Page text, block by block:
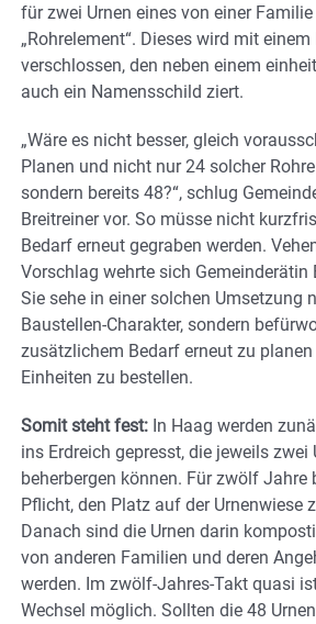
für zwei Urnen eines von einer
„Rohrelement“. Dieses wird mit einem
verschlossen, den neben einem
auch ein Namensschild ziert.
„Wäre es nicht besser, gleich
Planen und nicht nur 24 solcher
sondern bereits 48?“, schlug
Breitreiner vor. So müsse nicht
Bedarf erneut gegraben werden.
Vorschlag wehrte sich Gemeinderätin
Sie sehe in einer solchen Umsetzung
Baustellen-Charakter, sondern
zusätzlichem Bedarf erneut zu
Einheiten zu bestellen.
Somit steht fest: In Haag werden
ins Erdreich gepresst, die jeweils zwei
beherbergen können. Für zwölf Jahre
Pflicht, den Platz auf der Urnenwiese
Danach sind die Urnen darin
von anderen Familien und deren
werden. Im zwölf-Jahres-Takt quasi
Wechsel möglich. Sollten die 48